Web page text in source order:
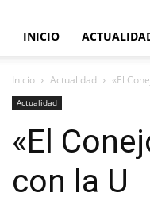
INICIO
Inicio Actualidad «El
Actualidad
«El
con la U